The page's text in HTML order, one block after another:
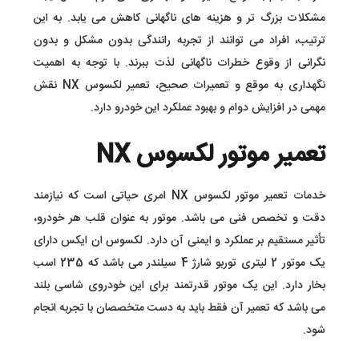
مشکلات بزرگ‌ تر و هزینه‌ های ناگهانی کاهش می‌ یابد. به این
ترتیب، افراد می‌ توانند از تجربه رانندگی بدون مشکل و بدون
نگرانی از وقوع خطرات ناگهانی لذت ببرند. با توجه به اهمیت
نگهداری به موقع و تعمیرات صحیح، تعمیر لکسوس NX نقش
مهمی در افزایش دوام و بهبود عملکرد این خودرو دارد.
تعمیر موتور لکسوس NX
خدمات تعمیر موتور لکسوس NX امری حیاتی است که نیازمند
دقت و تخصص فنی می‌ باشد. موتور به عنوان قلب هر خودرو،
تأثیر مستقیم بر عملکرد و ایمنی آن دارد. لکسوس ان ایکس دارای
یک موتور 2 لیتری توربو شارژ 4 سیلندر می باشد که 235 اسب
بخار دارد. این یک موتور قدرتمند برای این خودروی شاسی بلند
می باشد که تعمیر آن فقط باید به دست متخصصان با تجربه انجام
شود.